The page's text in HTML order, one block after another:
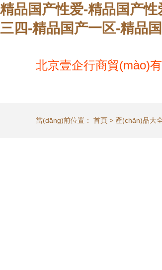
精品国产性爱-精品国产
三四-精品国产一区-精品
北京壹企行商貿(mào)
當(dāng)前位置： 首頁 > 產(chǎn)品大